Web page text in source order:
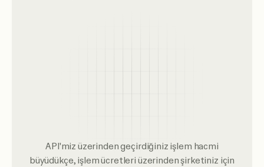
API'miz üzerinden geçirdiğiniz işlem hacmi
büyüdükçe, işlem ücretleri üzerinden şirketiniz için